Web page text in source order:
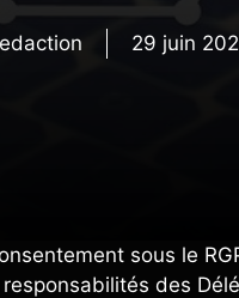
29 juin
sous le
des